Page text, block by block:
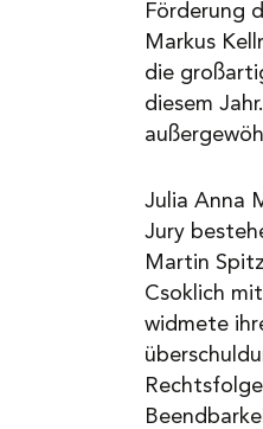
Förderung
Markus
die
diesem
Julia Anna
Jury
Martin
Csoklich
widmete